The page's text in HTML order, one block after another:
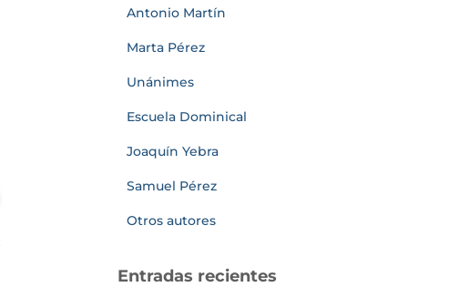
Antonio Martín
Marta Pérez
Unánimes
Escuela Dominical
Joaquín Yebra
Samuel Pérez
Otros autores
Entradas recientes